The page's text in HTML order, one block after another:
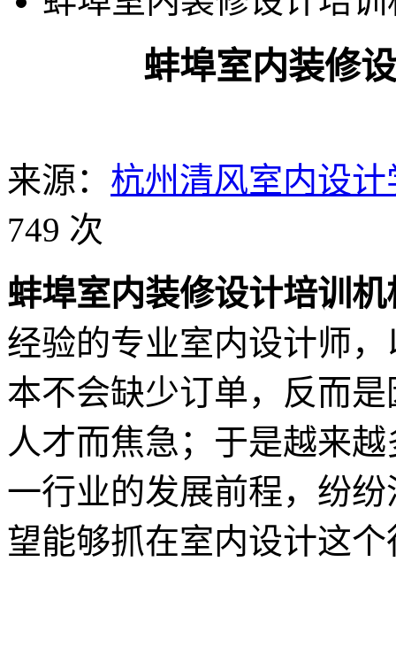
蚌埠室内装修
来源： 杭州清风室内设计
749 次
蚌埠室内装修设计培训
经验的专业室内设计师
本不会缺少订单，反而
人才而焦急；于是越来
一行业的发展前程，纷
望能够抓在室内设计这